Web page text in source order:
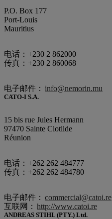
P.O. Box 177
Port-Louis
Mauritius
电话：+230 2 862000
传真：+230 2 860068
电子邮件： info@nemorin.mu
CATO-I S.A.
15 bis rue Jules Hermann
97470 Sainte Clotilde
Réunion
电话：+262 262 484777
传真：+262 262 484780
电子邮件： commercial@catoi.re
互联网： http://www.catoi.re
ANDREAS STIHL (PTY.) Ltd.